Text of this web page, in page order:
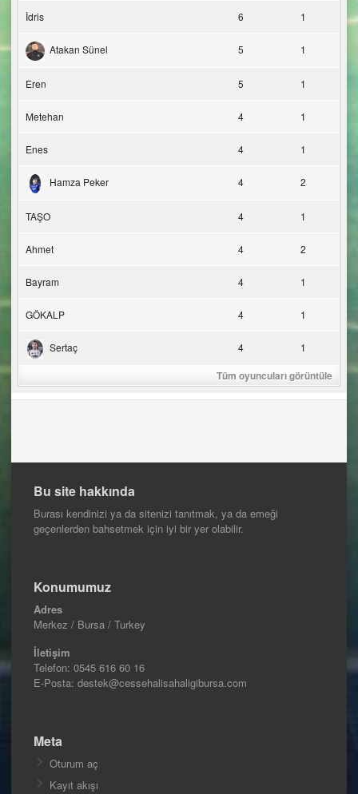
İdris 6 1
Atakan Sünel 5 1
Eren 5 1
Metehan 4 1
Enes 4 1
Hamza Peker 4 2
TAŞO 4 1
Ahmet 4 2
Bayram 4 1
GÖKALP 4 1
Sertaç 4 1
Tüm oyuncuları görüntüle
Bu site hakkında
Burası kendinizi ya da sitenizi tanıtmak, ya da emeği
geçenlerden bahsetmek için iyi bir yer olabilir.
Konumumuz
Adres
Merkez / Bursa / Turkey
İletişim
Telefon: 0545 616 60 16
E-Posta: destek@cessehalisahaligibursa.com
Meta
Oturum aç
Kayıt akışı